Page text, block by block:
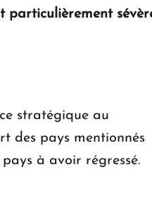
particulièrement
stratégique au
des pays mentionnés
à avoir régressé.